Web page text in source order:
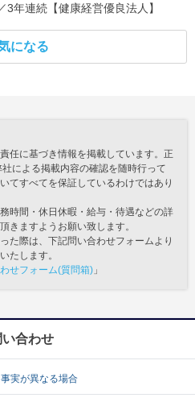
年連続【健康経営優良法人】
になる
任に基づき情報を掲載しています。正
による掲載内容の確認を随時行って
てすべてを保証しているわけではあり
時間・休日休暇・給与・待遇などの詳
きますようお願い致します。
た際は、下記問い合わせフォームより
たします。
せフォーム(質問箱) 」
い合わせ
実が異なる場合